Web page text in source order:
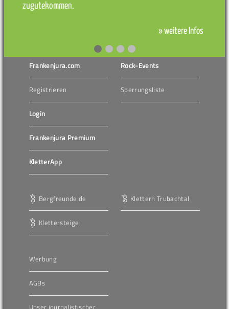
zugutekommen.
» weitere Infos
Frankenjura.com
Registrieren
Login
Frankenjura Premium
KletterApp
Rock-Events
Sperrungsliste
Bergfreunde.de
Klettersteige
Klettern Trubachtal
Werbung
AGBs
Unser journalistischer